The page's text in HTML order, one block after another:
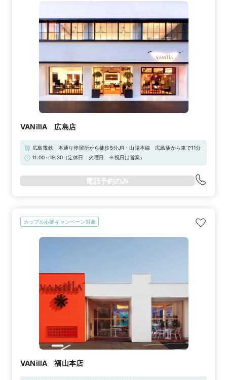
VANillA 広島店
広島電鉄 本通り停留所から徒歩5分JR・山陽本線 広島駅から車で11分
11:00～19:30（定休日：火曜日 ※祝日は営業）
電話予約のみ
カップル応援キャンペーン対象
VANillA 福山本店